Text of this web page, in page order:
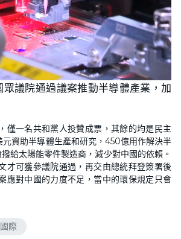
L
o
a
d
0
0
.
0
0
%
眾議院通過議案推動半導體產業，加
僅一名共和黨人投贊成票，其餘的均是民主
資助半導體生產和研究，450億用作解決半
給太陽能零件製造商，減少對中國的依賴。
才可獲參議院通過，再交由總統拜登簽署後
應對中國的力度不足，當中的環保規定只會
際